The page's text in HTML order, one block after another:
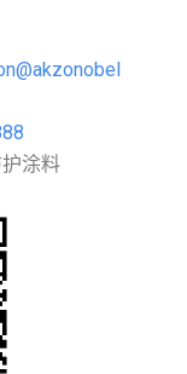
涂料